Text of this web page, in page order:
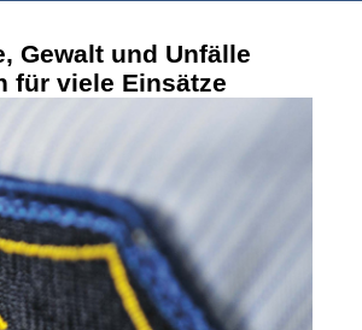
Gewalt und Unfälle
für viele Einsätze